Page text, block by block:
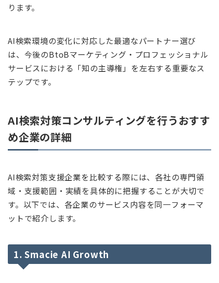
ります。
AI検索環境の変化に対応した最適なパートナー選び
は、今後のBtoBマーケティング・プロフェッショナル
サービスにおける「知の主導権」を左右する重要なス
テップです。
AI検索対策コンサルティングを行うおすす
め企業の詳細
AI検索対策支援企業を比較する際には、各社の専門領
域・支援範囲・実績を具体的に把握することが大切で
す。以下では、各企業のサービス内容を同一フォーマ
ットで紹介します。
1. Smacie AI Growth